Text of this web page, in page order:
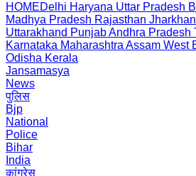
HOMEDelhi Haryana Uttar Pradesh
Madhya Pradesh Rajasthan
Uttarakhand PunjabAndhra Pradesh
Karnataka Maharashtra Assam West
Odisha Kerala
Jansamasya
News
पुलिस
Bjp
National
Police
Bihar
India
कांग्रेस